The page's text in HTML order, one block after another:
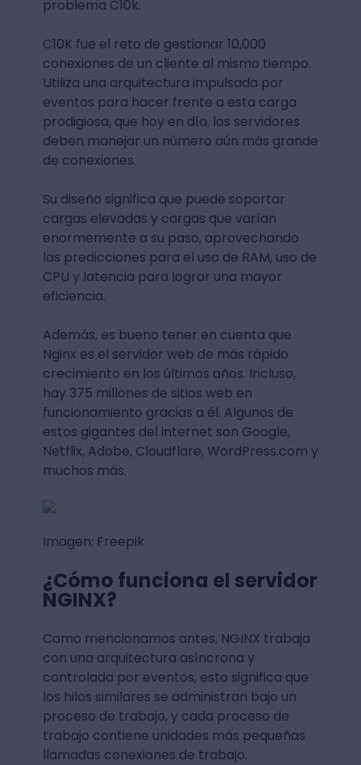
problema C10k.
C10K fue el reto de gestionar 10,000
conexiones de un cliente al mismo tiempo.
Utiliza una arquitectura impulsada por
eventos para hacer frente a esta carga
prodigiosa, que hoy en día, los servidores
deben manejar un número aún más grande
de conexiones.
Su diseño significa que puede soportar
cargas elevadas y cargas que varían
enormemente a su paso, aprovechando
las predicciones para el uso de RAM, uso de
CPU y latencia para lograr una mayor
eficiencia.
Además, es bueno tener en cuenta que
Nginx es el servidor web de más rápido
crecimiento en los últimos años. Incluso,
hay 375 millones de sitios web en
funcionamiento gracias a él. Algunos de
estos gigantes del internet son Google,
Netflix, Adobe, Cloudflare, WordPress.com y
muchos más.
Imagen: Freepik
¿Cómo funciona el servidor
NGINX?
Como mencionamos antes, NGINX trabaja
con una arquitectura asíncrona y
controlada por eventos, esto significa que
los hilos similares se administran bajo un
proceso de trabajo, y cada proceso de
trabajo contiene unidades más pequeñas
llamadas conexiones de trabajo.